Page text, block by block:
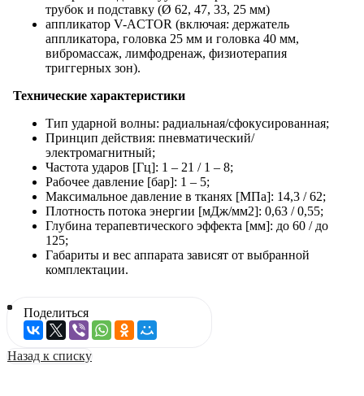
трубок и подставку (Ø 62, 47, 33, 25 мм)
аппликатор V-ACTOR (включая: держатель
аппликатора, головка 25 мм и головка 40 мм,
вибромассаж, лимфодренаж, физиотерапия
триггерных зон).
Технические характеристики
Тип ударной волны: радиальная/сфокусированная;
Принцип действия: пневматический/
электромагнитный;
Частота ударов [Гц]: 1 – 21 / 1 – 8;
Рабочее давление [бар]: 1 – 5;
Максимальное давление в тканях [МПа]: 14,3 / 62;
Плотность потока энергии [мДж/мм2]: 0,63 / 0,55;
Глубина терапевтического эффекта [мм]: до 60 / до
125;
Габариты и вес аппарата зависят от выбранной
комплектации.
Поделиться
Назад к списку